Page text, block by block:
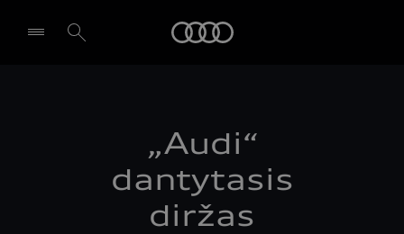
„Audi“
dantytasis
diržas